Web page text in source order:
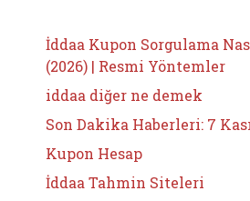
İddaa Kupon Sorgulama
(2026) | Resmi Yöntemler
iddaa diğer ne demek
Son Dakika Haberleri: 7
Kupon Hesap
İddaa Tahmin Siteleri